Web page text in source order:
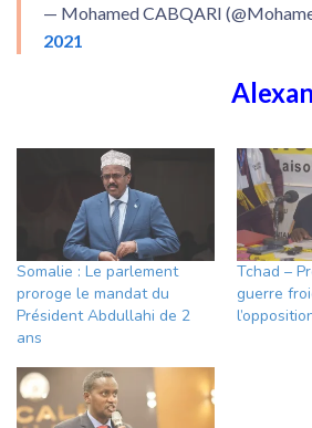
— Mohamed CABQARI
2021
Somalie : Le parlement
proroge le mandat du
Président Abdullahi de 2
ans
Tchad –
guerre